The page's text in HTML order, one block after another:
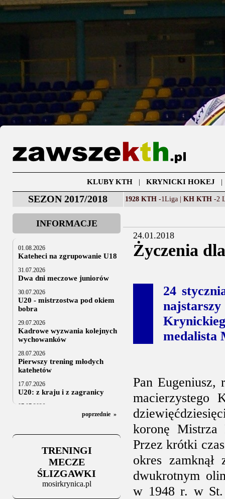
KLUBY KTH| KRYNICKI HOKEJ
SEZON 2017/2018 1928 KTH -1Liga | KH KTH -2
INFORMACJE
01.08.2026
Kateheci na zgrupowanie U18
31.07.2026
Dwa dni meczowe juniorów
30.07.2026
U20 - mistrzostwa pod okiem
bobra
29.07.2026
Kadrowe wyzwania kolejnych
wychowanków
28.07.2026
Pierwszy trening młodych
katehetów
17.07.2026
U20: z kraju i z zagranicy
07.07.2026
Za trzy tygodnie na lód
Stowarzyszenie po Walnym
poprzednie »
TRENINGI
MECZE
ŚLIZGAWKI
mosirkrynica.pl
24.01.2018
Życzenia
24
medalista
Pan Eugeniusz,
macierzystego
koronę Mistrza
Przez krótki
okres
dwukrotnym
w 1948 r. w St.